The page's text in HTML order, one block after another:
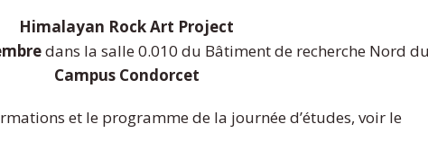
Himalayan Rock Art Project
dans la salle 0.010 du Bâtiment de recherche Nord du
Campus Condorcet
et le programme de la journée d’études, voir le